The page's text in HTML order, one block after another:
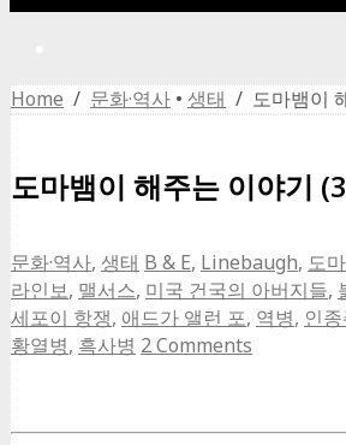
Home / 문화·역사 • 생태 / 도마뱀이
도마뱀이 해주는 이야기
문화·역사, 생태 B & E, Linebaugh, 도
라인보, 맬서스, 미국 건국의 아버지들,
세포이 항쟁, 애드가 앨런 포, 역병, 인
황열병, 흑사병 2 Comments